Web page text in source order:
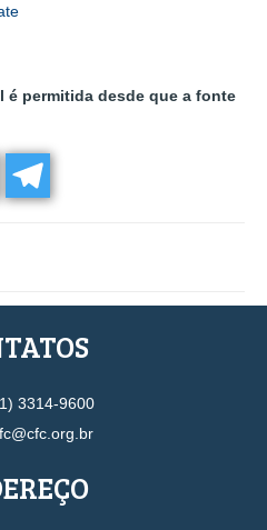
é permitida desde que a fonte
3314-9600